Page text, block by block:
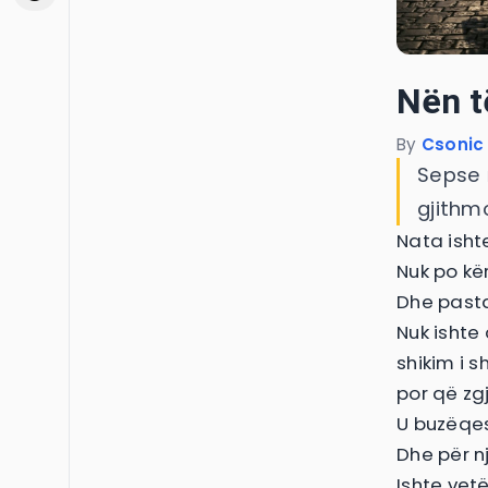
Nën
By
Nata
Nuk po
Dhe
Nuk
shikim i
por që
U
Dhe për